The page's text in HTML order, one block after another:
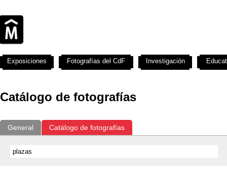
Catálogo de fotografías
General Catálogo de fotografías
Exposiciones Fotografías del CdF Investigación